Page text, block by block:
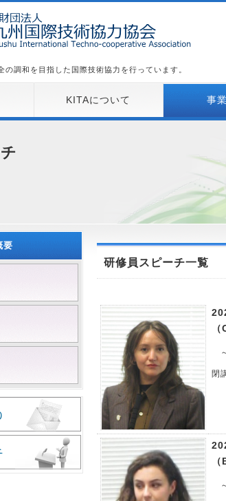
の調和を目指した国際技術協力を行っています。
KITAについて 事
研修員スピーチ一覧
（
閉
（
要